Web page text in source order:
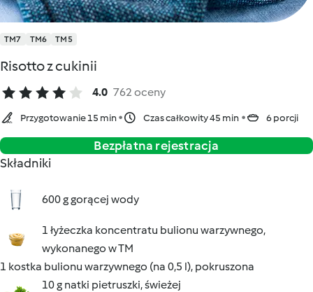
TM7 TM6 TM5
Risotto z cukinii
4.0 762 oceny
Przygotowanie 15 min Czas całkowity 45 min 6 porcji
Bezpłatna rejestracja
Składniki
600 g gorącej wody
1 łyżeczka koncentratu bulionu warzywnego,
wykonanego w TM
1 kostka bulionu warzywnego (na 0,5 l), pokruszona
10 g natki pietruszki, świeżej